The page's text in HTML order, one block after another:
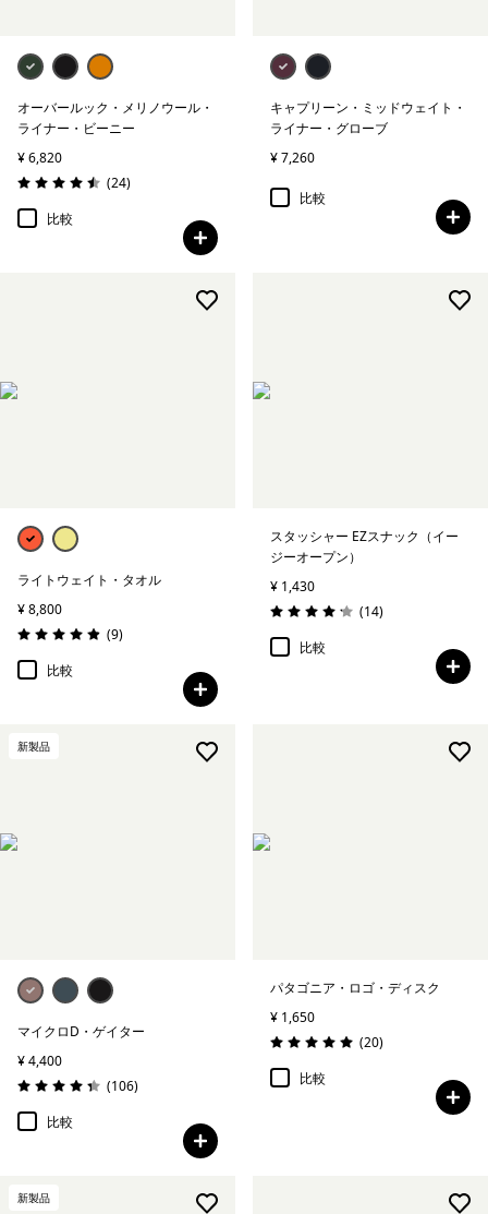
オーバールック・メリノウール・
ライナー・ビーニー
¥ 6,820
評価: 4.5 / 5
(24レビュー
)
比較
キャプリーン・ミッドウェイト・
ライナー・グローブ
¥ 7,260
比較
ライトウェイト・タオル
¥ 8,800
評価: 4.9 / 5
(9レビュー
)
比較
スタッシャー EZスナック（イー
ジーオープン）
¥ 1,430
評価: 4.2 / 5
(14レビュー
)
比較
新製品
マイクロD・ゲイター
¥ 4,400
評価: 4.4 / 5
(106レビュー
)
比較
パタゴニア・ロゴ・ディスク
¥ 1,650
評価: 5.0 / 5
(20レビュー
)
比較
新製品